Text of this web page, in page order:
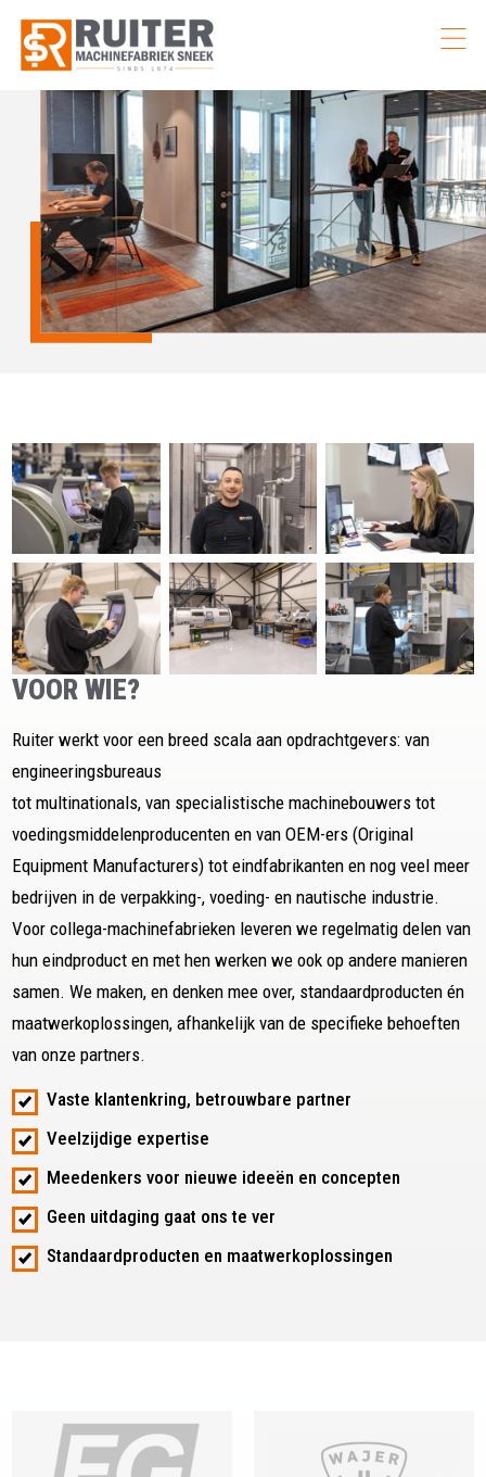
VOOR WIE?
Ruiter werkt voor een breed scala aan opdrachtgevers: van
engineeringsbureaus
tot multinationals, van specialistische machinebouwers tot
voedingsmiddelenproducenten en van OEM-ers (Original
Equipment Manufacturers) tot eindfabrikanten en nog veel meer
bedrijven in de verpakking-, voeding- en nautische industrie.
Voor collega-machinefabrieken leveren we regelmatig delen van
hun eindproduct en met hen werken we ook op andere manieren
samen. We maken, en denken mee over, standaardproducten én
maatwerkoplossingen, afhankelijk van de specifieke behoeften
van onze partners.
Vaste klantenkring, betrouwbare partner
Veelzijdige expertise
Meedenkers voor nieuwe ideeën en concepten
Geen uitdaging gaat ons te ver
Standaardproducten en maatwerkoplossingen